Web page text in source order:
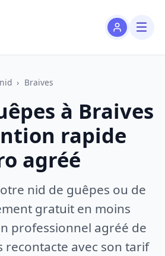
› Braives
à Braives
rapide
agréé
nid de guêpes ou de
gratuit en moins
professionnel agréé de
recontacte avec son tarif